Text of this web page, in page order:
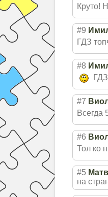
Круто!
#9
ГДЗ
#8
#7
Всегда
#6
Тол ко
#5
на